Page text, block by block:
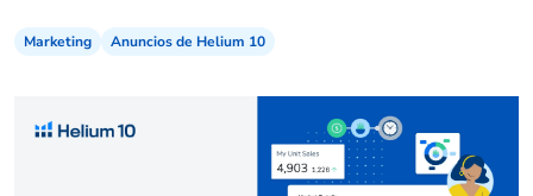
Marketing Anuncios de Helium 10